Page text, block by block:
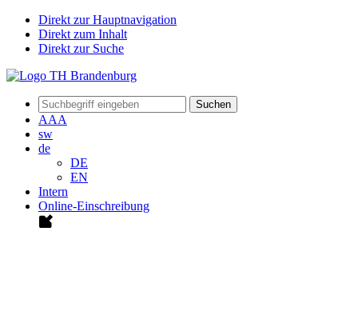
Direkt zur Hauptnavigation
Direkt zum Inhalt
Direkt zur Suche
Suchen
AAA
sw
de
DE
EN
Intern
Online-Einschreibung